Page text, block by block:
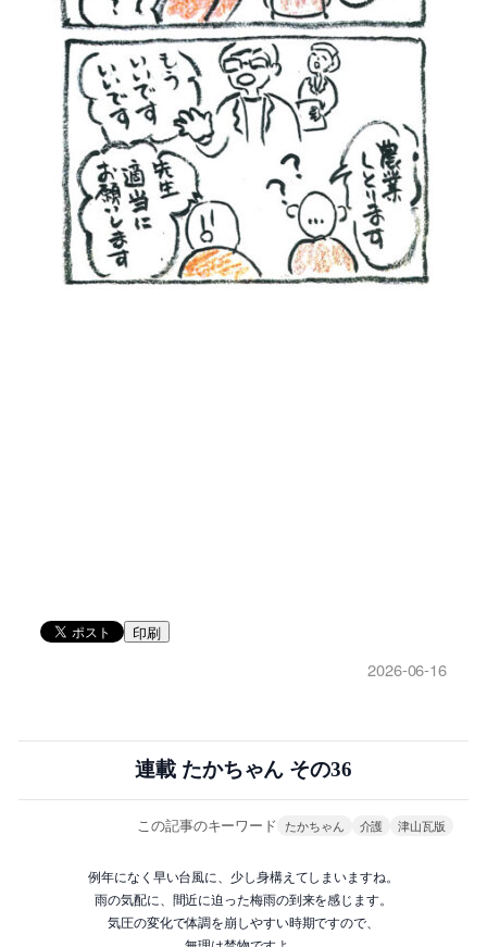
印刷
2026-06-16
連載 たかちゃん その36
この記事のキーワード たかちゃん 介護 津山瓦版
例年になく早い台風に、少し身構えてしまいますね。
雨の気配に、間近に迫った梅雨の到来を感じます。
気圧の変化で体調を崩しやすい時期ですので、